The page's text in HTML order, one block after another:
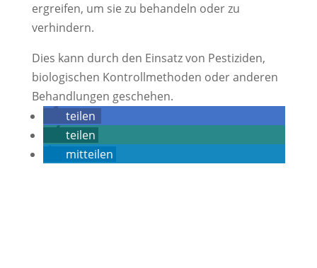
ergreifen, um sie zu behandeln oder zu
verhindern.
Dies kann durch den Einsatz von Pestiziden,
biologischen Kontrollmethoden oder anderen
Behandlungen geschehen.
teilen
teilen
mitteilen